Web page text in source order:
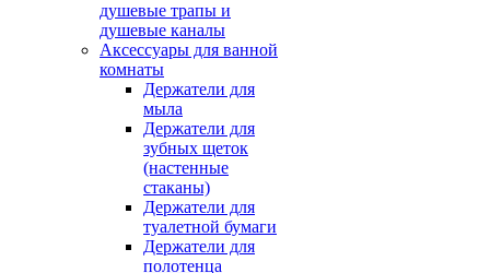
душевые трапы и
душевые каналы
Аксессуары для ванной
комнаты
Держатели для
мыла
Держатели для
зубных щеток
(настенные
стаканы)
Держатели для
туалетной бумаги
Держатели для
полотенца